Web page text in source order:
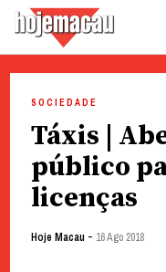
content
SOCIEDADE
Táxis |
público
licenças
Hoje Macau - 16 Ago 2018